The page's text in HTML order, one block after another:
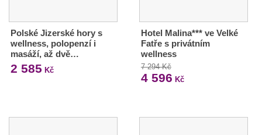
Polské Jizerské hory s
wellness, polopenzí i
masáží, až dvě…
2 585 Kč
Hotel Malina*** ve Velké
Fatře s privátním
wellness
7 294 Kč
4 596 Kč